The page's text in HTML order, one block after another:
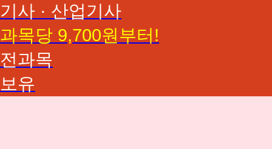
기사 · 산업기사
과목당 9,700원부터!
전과목
보유